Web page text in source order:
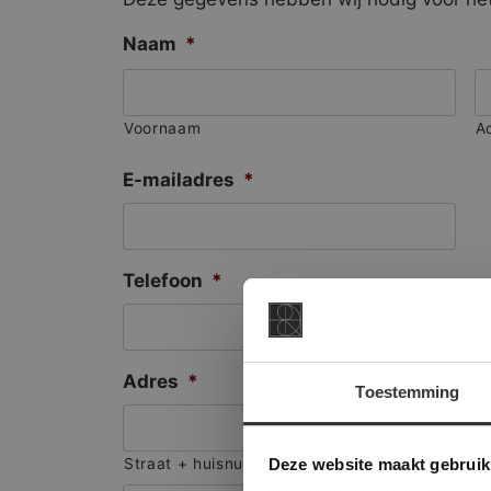
Toestemming
Deze website maakt
Naam *
Voornaam
E-mailadres *
Telefoon *
Adres *
Straat + huisnummer
Deze
onze